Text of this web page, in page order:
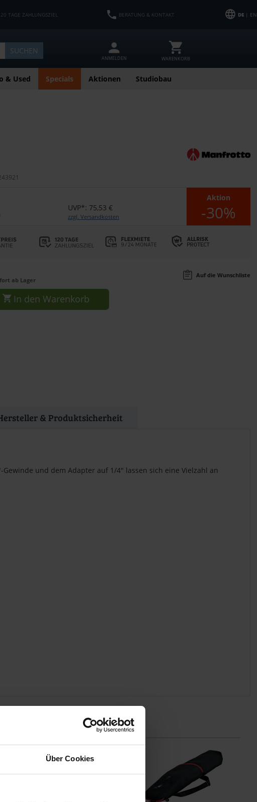
Über Cookies
TAGE ZAHLUNGSZIEL BERATUNG & KONTAKT DE| EN
SUCHEN
ANMELDEN WARENKORB
& Used Specials Aktionen Studiobau
UVP*: 75,53 €
zzgl. Versandkosten
Aktion
-30%
ab Lager
Auf die Wunschliste
In den Warenkorb
& Produktsicherheit
und dem Adapter auf 1/4" lassen sich eine Vielzahl an